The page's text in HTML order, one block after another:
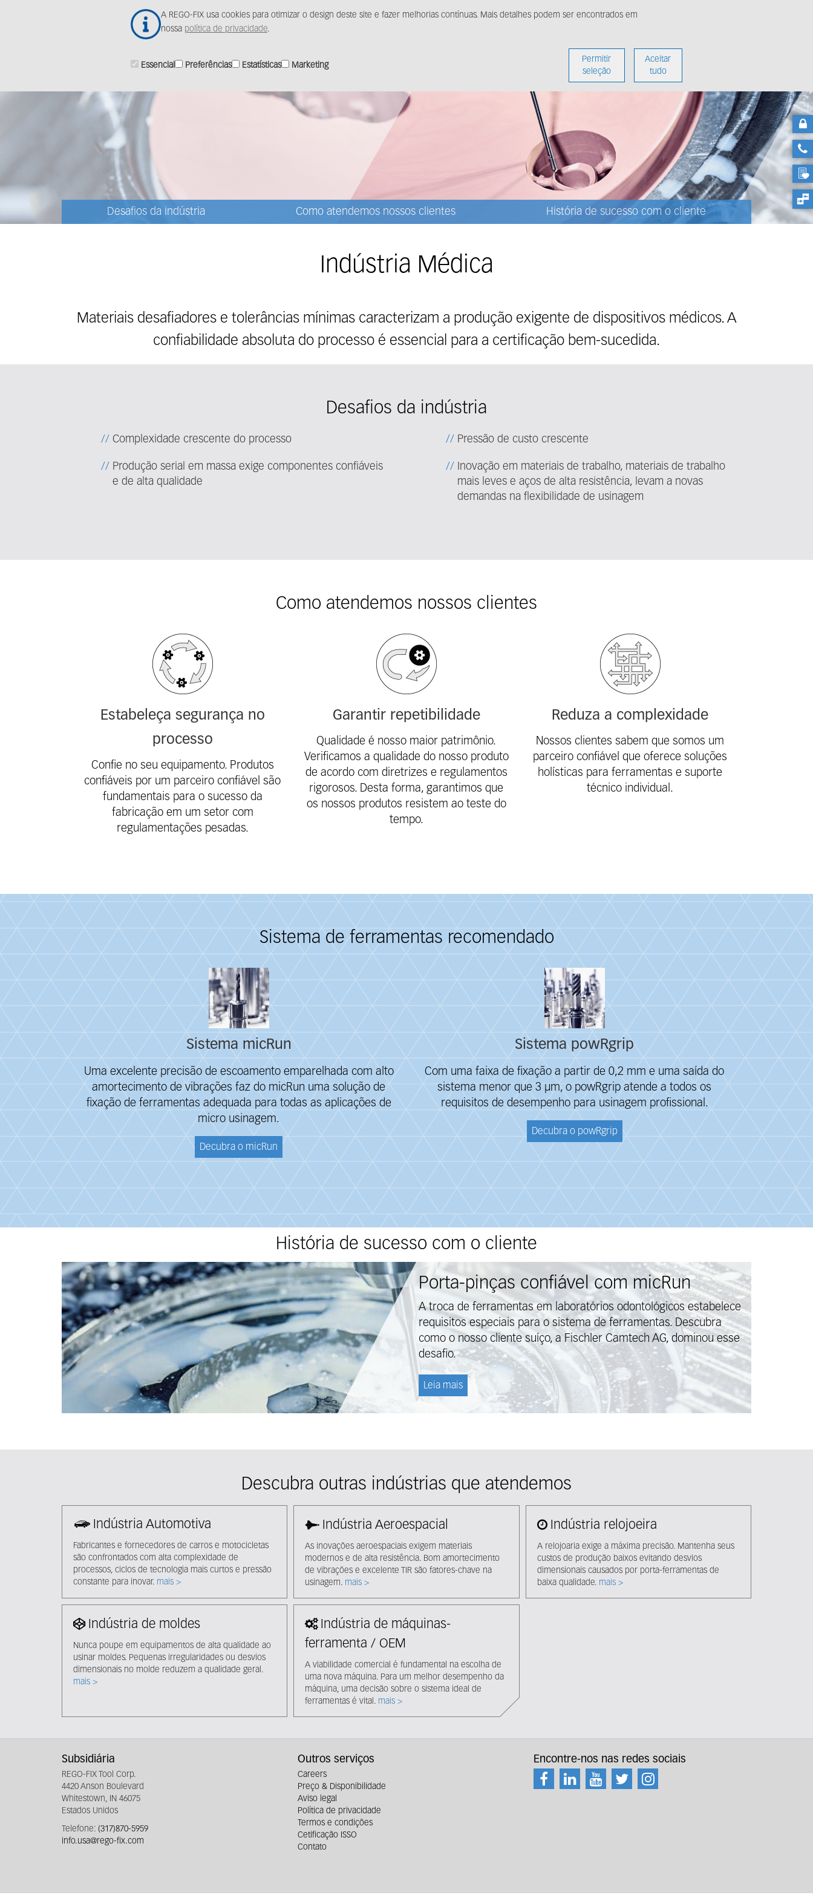
A REGO-FIX usa cookies para otimizar o design deste site e fazer melhorias contínuas. Mais detalhes podem ser encontrados em
nossa política de privacidade.
Essencial Preferências Estatísticas Marketing
Permitir
seleção
Aceitar
tudo
Produtos Centro de mídia
Desafios da indústria Como atendemos nossos clientes História de sucesso com o cliente
Indústria Médica
Materiais desafiadores e tolerâncias mínimas caracterizam a produção exigente de dispositivos médicos. A
confiabilidade absoluta do processo é essencial para a certificação bem-sucedida.
Desafios da indústria
Complexidade crescente do processo
Produção serial em massa exige componentes confiáveis ​​
e de alta qualidade
Pressão de custo crescente
Inovação em materiais de trabalho, materiais de trabalho
mais leves e aços de alta resistência, levam a novas
demandas na flexibilidade de usinagem
Como atendemos nossos clientes
Estabeleça segurança no
processo
Confie no seu equipamento. Produtos
confiáveis ​​por um parceiro confiável são
fundamentais para o sucesso da
fabricação em um setor com
regulamentações pesadas.
Garantir repetibilidade
Qualidade é nosso maior patrimônio.
Verificamos a qualidade do nosso produto
de acordo com diretrizes e regulamentos
rigorosos. Desta forma, garantimos que
os nossos produtos resistem ao teste do
tempo.
Reduza a complexidade
Nossos clientes sabem que somos um
parceiro confiável que oferece soluções
holísticas para ferramentas e suporte
técnico individual.
Sistema de ferramentas recomendado
Sistema micRun
Uma excelente precisão de escoamento emparelhada com alto
amortecimento de vibrações faz do micRun uma solução de
fixação de ferramentas adequada para todas as aplicações de
micro usinagem.
Decubra o micRun
Sistema powRgrip
Com uma faixa de fixação a partir de 0,2 mm e uma saída do
sistema menor que 3 μm, o powRgrip atende a todos os
requisitos de desempenho para usinagem profissional.
Decubra o powRgrip
História de sucesso com o cliente
Porta-pinças confiável com micRun
A troca de ferramentas em laboratórios odontológicos estabelece
requisitos especiais para o sistema de ferramentas. Descubra
como o nosso cliente suíço, a Fischler Camtech AG, dominou esse
desafio.
Leia mais
Descubra outras indústrias que atendemos
Indústria Automotiva
Fabricantes e fornecedores de carros e motocicletas
são confrontados com alta complexidade de
processos, ciclos de tecnologia mais curtos e pressão
constante para inovar. mais >
Indústria Aeroespacial
As inovações aeroespaciais exigem materiais
modernos e de alta resistência. Bom amortecimento
de vibrações e excelente TIR são fatores-chave na
usinagem. mais >
Indústria relojoeira
A relojoaria exige a máxima precisão. Mantenha seus
custos de produção baixos evitando desvios
dimensionais causados ​​por porta-ferramentas de
baixa qualidade. mais >
Indústria de moldes
Nunca poupe em equipamentos de alta qualidade ao
usinar moldes. Pequenas irregularidades ou desvios
dimensionais no molde reduzem a qualidade geral.
mais >
Indústria de máquinas-
ferramenta / OEM
A viabilidade comercial é fundamental na escolha de
uma nova máquina. Para um melhor desempenho da
máquina, uma decisão sobre o sistema ideal de
ferramentas é vital. mais >
Subsidiária
REGO-FIX Tool Corp.
4420 Anson Boulevard
Whitestown, IN 46075
Estados Unidos
Telefone: (317)870-5959
info.usa@rego-fix.com
Outros serviços
Careers
Preço & Disponibilidade
Aviso legal
Política de privacidade
Termos e condições
Cetificação ISSO
Contato
Encontre-nos nas redes sociais